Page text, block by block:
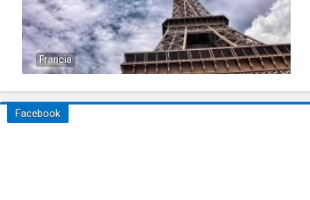
Francia
Facebook